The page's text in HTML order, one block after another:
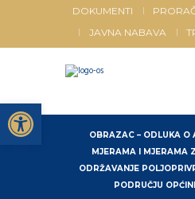
Open toolbar
DOKUMENTI
JAVNA NABAVA
OBRAZAC – ODLUKA O
MJERAMA I MJERAMA
ODRŽAVANJE
PODRUČJU